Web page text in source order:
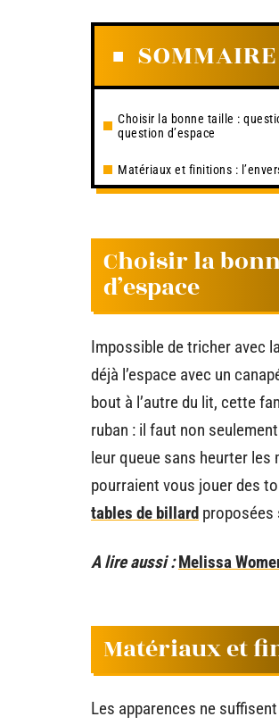
SOMMAIRE
Choisir la bonne taille :
question d’espace
Matériaux et finitions :
Choisir la
d’espace
Impossible de tricher avec
déjà l’espace avec un
bout à l’autre du lit, cette
ruban : il faut non
leur queue sans heurter
pourraient vous jouer des
tables de billard proposées
A lire aussi : Melissa
Matériaux et
Les apparences ne